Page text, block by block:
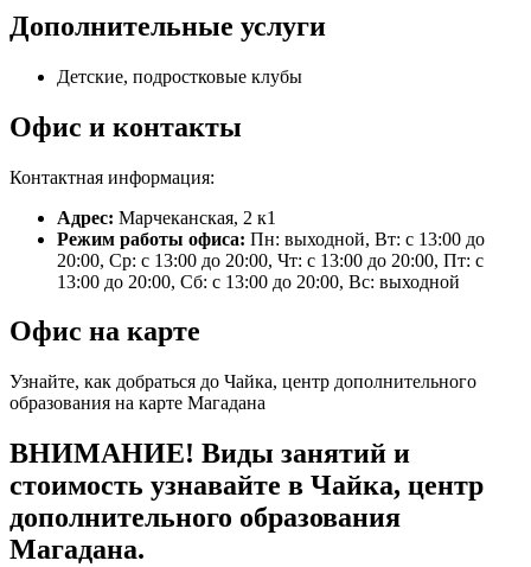
Дополнительные услуги
Детские, подростковые клубы
Офис и контакты
Контактная информация:
Адрес: Марчеканская, 2 к1
Режим работы офиса: Пн: выходной, Вт: с 13:00 до
20:00, Ср: с 13:00 до 20:00, Чт: с 13:00 до 20:00, Пт: с
13:00 до 20:00, Сб: с 13:00 до 20:00, Вс: выходной
Офис на карте
Узнайте, как добраться до Чайка, центр дополнительного
образования на карте Магадана
ВНИМАНИЕ! Виды занятий и
стоимость узнавайте в Чайка, центр
дополнительного образования
Магадана.